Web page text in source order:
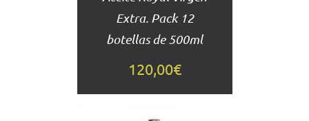
Extra. Pack 12
botellas de 500ml
120,00€